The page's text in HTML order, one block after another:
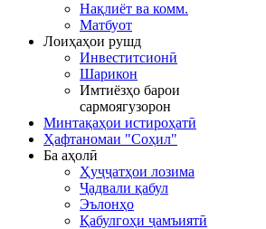
Нақлиёт ва комм.
Матбуот
Лоиҳаҳои рушд
Инвеститсионӣ
Шарикон
Имтиёзҳо барои
сармоягузорон
Минтақаҳои истироҳатӣ
Ҳафтаномаи "Соҳил"
Ба аҳолӣ
Ҳуҷҷатҳои лозима
Ҷадвали қабул
Эълонҳо
Қабулгоҳи ҷамъиятӣ